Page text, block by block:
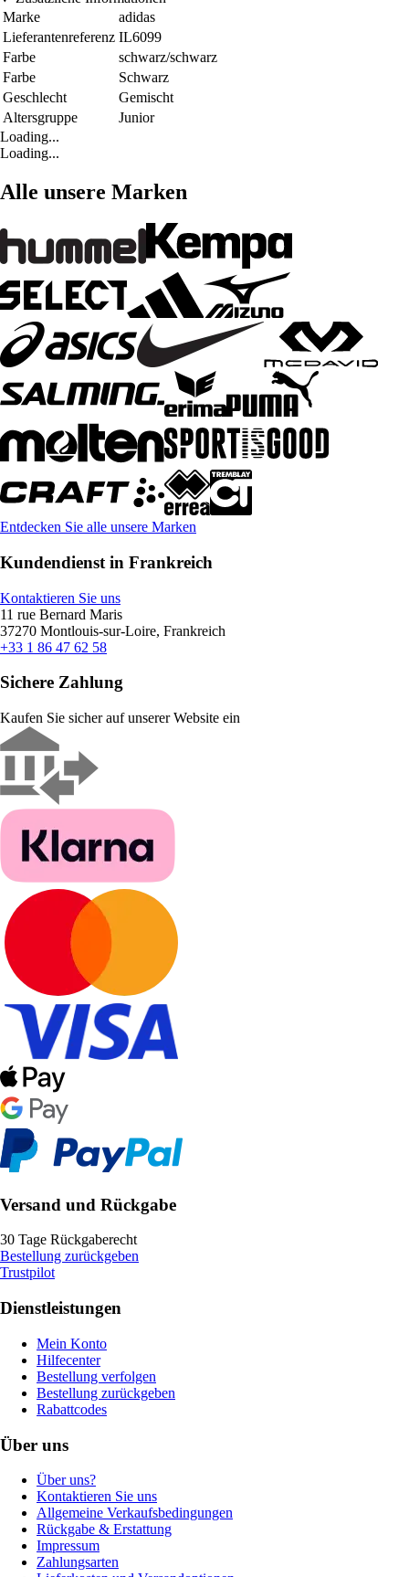
Marke
adidas
Lieferantenreferenz IL6099
Farbe
schwarz/schwarz
Farbe
Schwarz
Geschlecht
Gemischt
Altersgruppe
Junior
Loading...
Loading...
Alle unsere Marken
Entdecken Sie alle unsere Marken
Kundendienst in Frankreich
Kontaktieren Sie uns
11 rue Bernard Maris
37270 Montlouis-sur-Loire, Frankreich
+33 1 86 47 62 58
Sichere Zahlung
Kaufen Sie sicher auf unserer Website ein
Versand und Rückgabe
30 Tage Rückgaberecht
Bestellung zurückgeben
Trustpilot
Dienstleistungen
Mein Konto
Hilfecenter
Bestellung verfolgen
Bestellung zurückgeben
Rabattcodes
Über uns
Über uns?
Kontaktieren Sie uns
Allgemeine Verkaufsbedingungen
Rückgabe & Erstattung
Impressum
Zahlungsarten